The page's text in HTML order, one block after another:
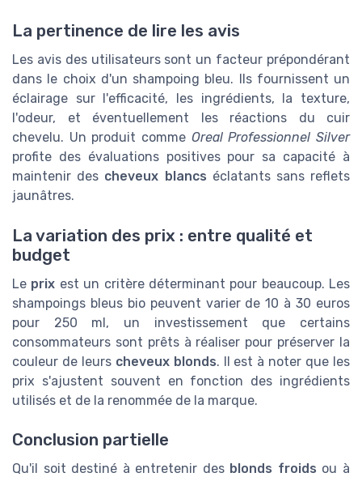
La pertinence de lire les avis
Les avis des utilisateurs sont un facteur prépondérant
dans le choix d'un shampoing bleu. Ils fournissent un
éclairage sur l'efficacité, les ingrédients, la texture,
l'odeur, et éventuellement les réactions du cuir
chevelu. Un produit comme Oreal Professionnel Silver
profite des évaluations positives pour sa capacité à
maintenir des cheveux blancs éclatants sans reflets
jaunâtres.
La variation des prix : entre qualité et
budget
Le prix est un critère déterminant pour beaucoup. Les
shampoings bleus bio peuvent varier de 10 à 30 euros
pour 250 ml, un investissement que certains
consommateurs sont prêts à réaliser pour préserver la
couleur de leurs cheveux blonds. Il est à noter que les
prix s'ajustent souvent en fonction des ingrédients
utilisés et de la renommée de la marque.
Conclusion partielle
Qu'il soit destiné à entretenir des blonds froids ou à